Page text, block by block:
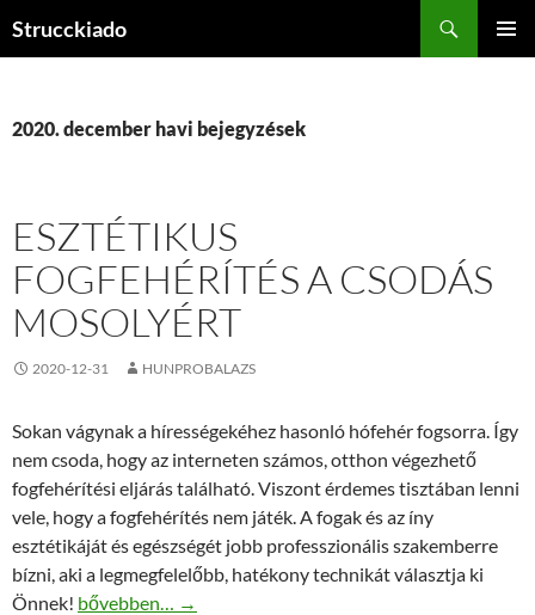
Strucckiado
2020. december havi bejegyzések
ESZTÉTIKUS
FOGFEHÉRÍTÉS A CSODÁS
MOSOLYÉRT
2020-12-31 HUNPROBALAZS
Sokan vágynak a hírességekéhez hasonló hófehér fogsorra. Így
nem csoda, hogy az interneten számos, otthon végezhető
fogfehérítési eljárás található. Viszont érdemes tisztában lenni
vele, hogy a fogfehérítés nem játék. A fogak és az íny
esztétikáját és egészségét jobb professzionális szakemberre
bízni, aki a legmegfelelőbb, hatékony technikát választja ki
Önnek! Esztétikus fogfehérítés a csodás mosolyért
bővebben… →